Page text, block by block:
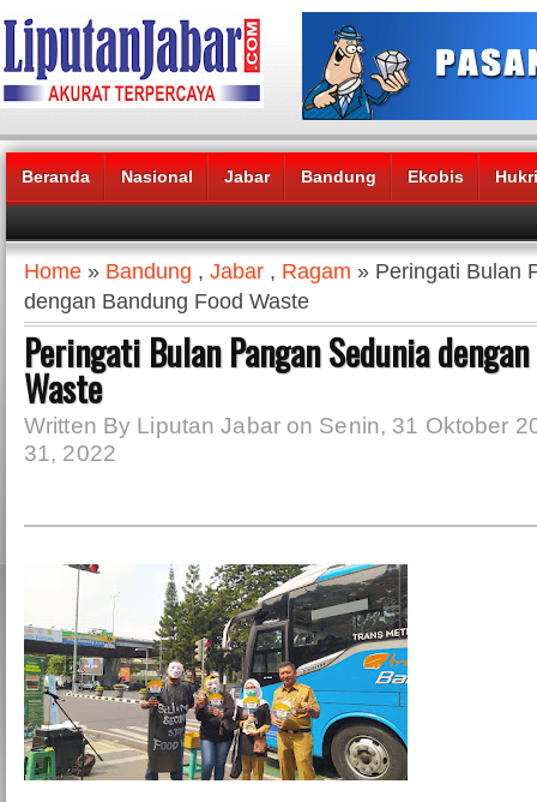
Beranda Nasional Jabar Bandung Ekobis
Headlines News :
Home » Bandung , Jabar , Ragam » Peringati Bulan
dengan Bandung Food Waste
Peringati Bulan Pangan Sedunia
Waste
Written By Liputan Jabar on Senin, 31 Oktober
31, 2022